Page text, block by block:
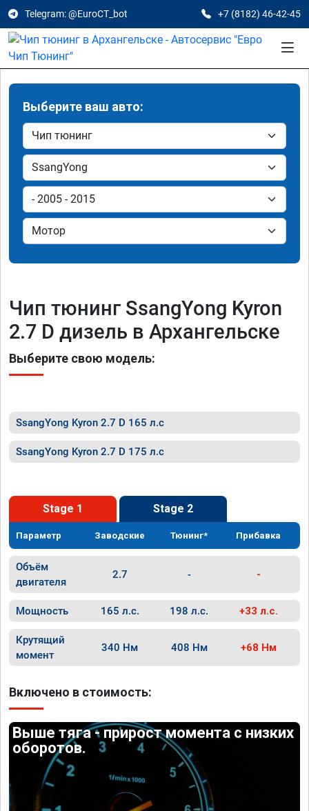
Telegram: @EuroCT_bot +7 (8182) 46-42-45
Выберите ваш авто:
Чип тюнинг SsangYong Kyron
2.7 D дизель в Архангельске
Выберите свою модель:
SsangYong Kyron 2.7 D 165 л.с
SsangYong Kyron 2.7 D 175 л.с
Stage 1 Stage 2
Параметр Заводские Тюнинг* Прибавка
Объём
двигателя
2.7 - -
Мощность 165 л.с. 198 л.с. +33 л.с.
Крутящий
момент
340 Нм 408 Нм +68 Нм
Включено в стоимость:
Выше тяга - прирост момента с низких
оборотов.